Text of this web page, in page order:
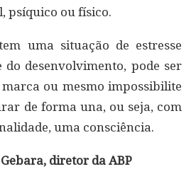
psíquico ou físico.
uma situação de estresse
desenvolvimento, pode ser
ou mesmo impossibilite
de forma una, ou seja, com
uma consciência.
diretor da ABP